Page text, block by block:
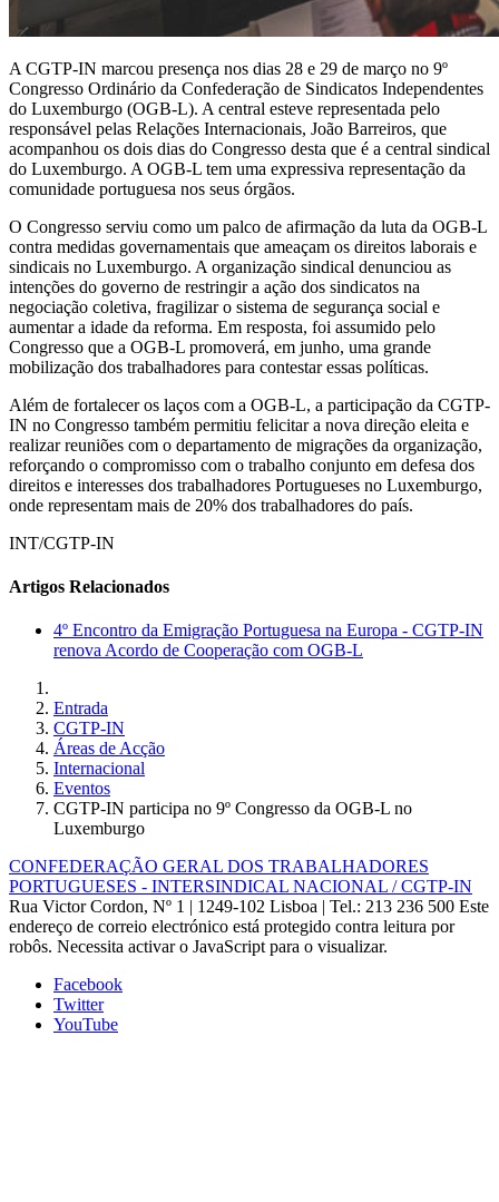
A CGTP-IN marcou presença nos dias 28 e 29 de março no 9º
Congresso Ordinário da Confederação de Sindicatos Independentes
do Luxemburgo (OGB-L). A central esteve representada pelo
responsável pelas Relações Internacionais, João Barreiros, que
acompanhou os dois dias do Congresso desta que é a central sindical
do Luxemburgo. A OGB-L tem uma expressiva representação da
comunidade portuguesa nos seus órgãos.
O Congresso serviu como um palco de afirmação da luta da OGB-L
contra medidas governamentais que ameaçam os direitos laborais e
sindicais no Luxemburgo. A organização sindical denunciou as
intenções do governo de restringir a ação dos sindicatos na
negociação coletiva, fragilizar o sistema de segurança social e
aumentar a idade da reforma. Em resposta, foi assumido pelo
Congresso que a OGB-L promoverá, em junho, uma grande
mobilização dos trabalhadores para contestar essas políticas.
Além de fortalecer os laços com a OGB-L, a participação da CGTP-
IN no Congresso também permitiu felicitar a nova direção eleita e
realizar reuniões com o departamento de migrações da organização,
reforçando o compromisso com o trabalho conjunto em defesa dos
direitos e interesses dos trabalhadores Portugueses no Luxemburgo,
onde representam mais de 20% dos trabalhadores do país.
INT/CGTP-IN
Artigos Relacionados
4º Encontro da Emigração Portuguesa na Europa - CGTP-IN
renova Acordo de Cooperação com OGB-L
Entrada
CGTP-IN
Áreas de Acção
Internacional
Eventos
CGTP-IN participa no 9º Congresso da OGB-L no
Luxemburgo
CONFEDERAÇÃO GERAL DOS TRABALHADORES
PORTUGUESES - INTERSINDICAL NACIONAL / CGTP-IN
Rua Victor Cordon, Nº 1 | 1249-102 Lisboa | Tel.: 213 236 500 Este
endereço de correio electrónico está protegido contra leitura por
robôs. Necessita activar o JavaScript para o visualizar.
Facebook
Twitter
YouTube